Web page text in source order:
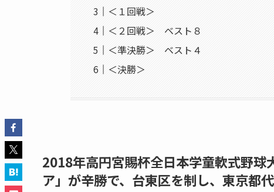
＜１回戦＞
＜２回戦＞ ベスト８
＜準決勝＞ ベスト４
＜決勝＞
2018年高円宮賜杯全日本学童軟式野
ア」が辛勝で、台東区を制し、東京都